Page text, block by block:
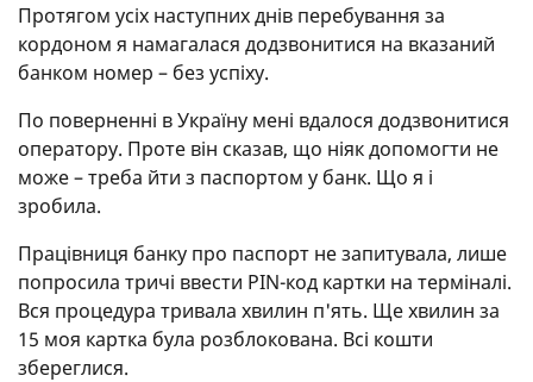
Протягом усіх наступних днів перебування за
кордоном я намагалася додзвонитися на вказаний
банком номер – без успіху.
По поверненні в Україну мені вдалося додзвонитися
оператору. Проте він сказав, що ніяк допомогти не
може – треба йти з паспортом у банк. Що я і
зробила.
Працівниця банку про паспорт не запитувала, лише
попросила тричі ввести PIN-код картки на терміналі.
Вся процедура тривала хвилин п'ять. Ще хвилин за
15 моя картка була розблокована. Всі кошти
збереглися.